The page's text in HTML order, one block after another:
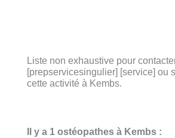
Liste non exhaustive pour
[prepservicesingulier] [service] ou
cette activité à Kembs.
Il y a 1 ostéopathes à Kembs :